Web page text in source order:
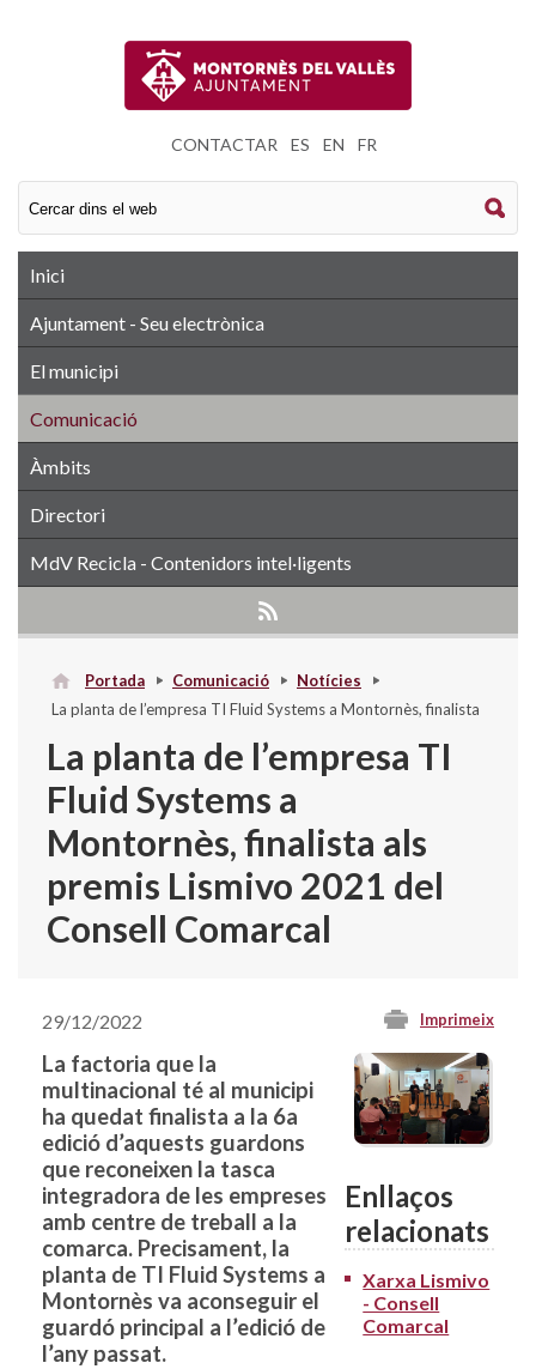
CONTACTAR ES EN FR
Inici
Ajuntament - Seu electrònica
El municipi
Comunicació
Àmbits
Directori
MdV Recicla - Contenidors intel·ligents
Portada Comunicació
Notícies
La planta de l’empresa TI Fluid Systems a Montornès, finalista
La planta de l’empresa TI
Fluid Systems a
Montornès, finalista als
premis Lismivo 2021 del
Consell Comarcal
Imprimeix
29/12/2022
La factoria que la
multinacional té al municipi
ha quedat finalista a la 6a
edició d’aquests guardons
que reconeixen la tasca
integradora de les empreses
amb centre de treball a la
comarca. Precisament, la
planta de TI Fluid Systems a
Montornès va aconseguir el
guardó principal a l’edició de
l’any passat.
Enllaços
relacionats
Xarxa Lismivo
- Consell
Comarcal